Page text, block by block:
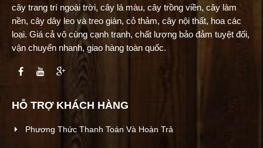
cây trang trí ngoài trời, cây lá màu, cây trồng viền, cây làm
nền, cây dây leo và treo giàn, cỏ thảm, cây nội thất, hoa các
loại. Giá cả vô cùng cạnh tranh, chất lượng bảo đảm tuyệt đối,
vận chuyển nhanh, giao hàng toàn quốc.
HỖ TRỢ KHÁCH HÀNG
Phương Thức Thanh Toán Và Hoàn Trả